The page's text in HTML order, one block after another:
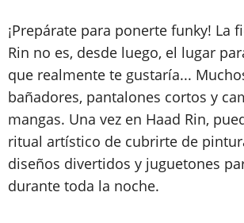
¡Prepárate para ponerte funky! La
Rin no es, desde luego, el lugar
que realmente te gustaría...
bañadores, pantalones cortos y
mangas. Una vez en Haad Rin,
ritual artístico de cubrirte de
diseños divertidos y juguetones
durante toda la noche.